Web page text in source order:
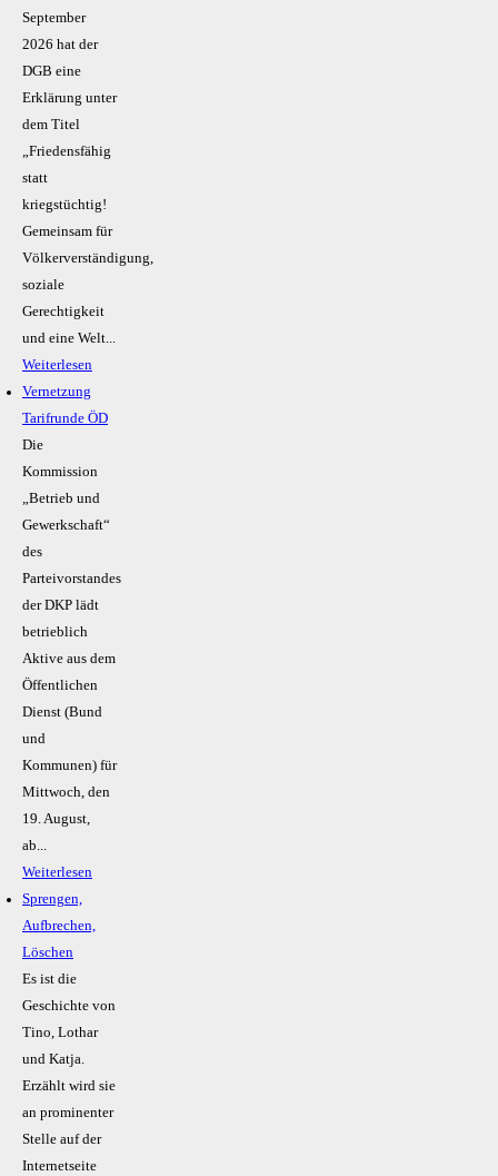
September
2026 hat der
DGB eine
Erklärung unter
dem Titel
„Friedensfähig
statt
kriegstüchtig!
Gemeinsam für
Völkerverständigung,
soziale
Gerechtigkeit
und eine Welt...
Weiterlesen
Vernetzung
Tarifrunde ÖD
Die
Kommission
„Betrieb und
Gewerkschaft“
des
Parteivorstandes
der DKP lädt
betrieblich
Aktive aus dem
Öffentlichen
Dienst (Bund
und
Kommunen) für
Mittwoch, den
19. August,
ab...
Weiterlesen
Sprengen,
Aufbrechen,
Löschen
Es ist die
Geschichte von
Tino, Lothar
und Katja.
Erzählt wird sie
an prominenter
Stelle auf der
Internetseite